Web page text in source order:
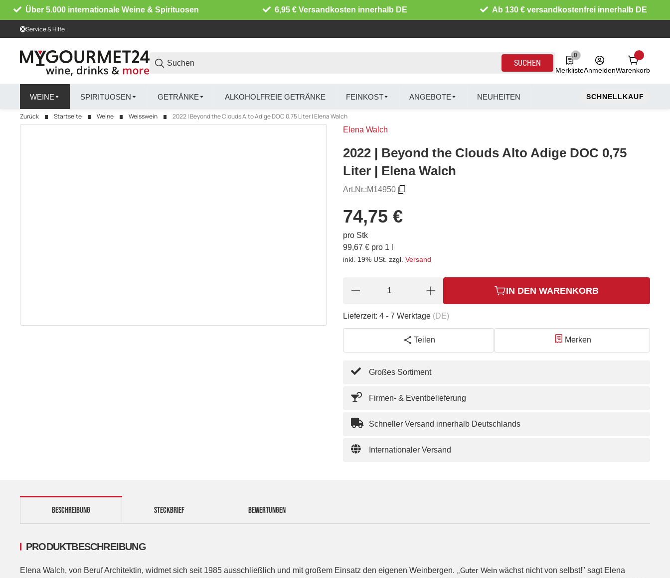
Über 5.000 internationale Weine & Spirituosen 6,95 € Versandkosten innerhalb DE Ab 130 € versandkostenfrei innerhalb DE
Service & Hilfe
SUCHEN
0
0 Produkte in der Liste
MerklisteAnmeldenWarenkorb
WEINE SPIRITUOSEN GETRÄNKE ALKOHOLFREIE GETRÄNKE FEINKOST ANGEBOTE NEUHEITEN SCHNELLKAUF
Zurück Startseite Weine Weisswein
2022 | Beyond the Clouds Alto Adige DOC 0,75 Liter | Elena Walch
Elena Walch
2022 | Beyond the Clouds Alto Adige DOC 0,75
Liter | Elena Walch
Art.Nr.:M14950
74,75 €
pro Stk
99,67 € pro 1 l
inkl. 19% USt. zzgl. Versand
IN DEN WARENKORB
Lieferzeit: 4 - 7 Werktage (DE)
Teilen Merken
Großes Sortiment
Firmen- & Eventbelieferung
Schneller Versand innerhalb Deutschlands
Internationaler Versand
STECKBRIEF
BESCHREIBUNG BEWERTUNGEN
PRODUKTBESCHREIBUNG
Elena Walch, von Beruf Architektin, widmet sich seit 1985 ausschließlich und mit großem Einsatz den eigenen Weinbergen. „Guter Wein wächst nicht von selbst!" sagt Elena